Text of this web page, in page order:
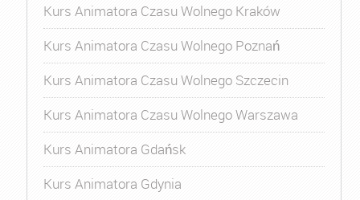
Kurs Animatora Czasu Wolnego Kraków
Kurs Animatora Czasu Wolnego Poznań
Kurs Animatora Czasu Wolnego Szczecin
Kurs Animatora Czasu Wolnego Warszawa
Kurs Animatora Gdańsk
Kurs Animatora Gdynia